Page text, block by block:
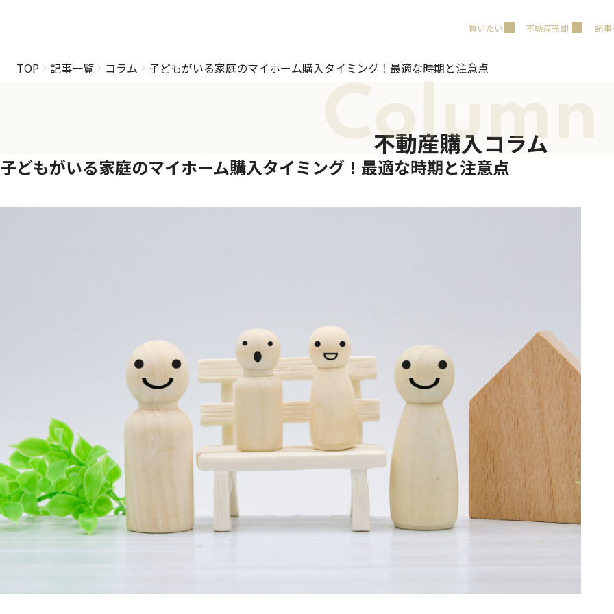
買いたい 不動産売却 記
TOP 記事一覧 コラム 子どもがいる家庭のマイホーム購入タイミング！最適な時期と注意点
Column
不動産購入コラム
子どもがいる家庭のマイホーム購入タイミング！最適な時期と注意点